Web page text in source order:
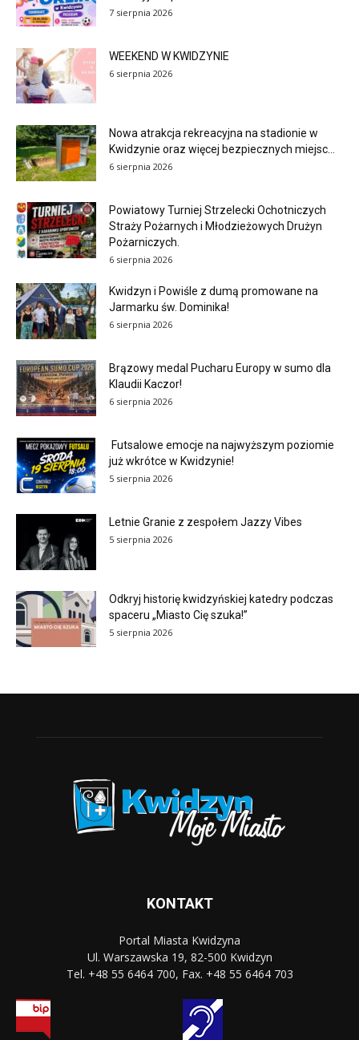
7 sierpnia 2026
WEEKEND W KWIDZYNIE
6 sierpnia 2026
Nowa atrakcja rekreacyjna na stadionie w
Kwidzynie oraz więcej bezpiecznych miejsc...
6 sierpnia 2026
Powiatowy Turniej Strzelecki Ochotniczych
Straży Pożarnych i Młodzieżowych Drużyn
Pożarniczych.
6 sierpnia 2026
Kwidzyn i Powiśle z dumą promowane na
Jarmarku św. Dominika!
6 sierpnia 2026
Brązowy medal Pucharu Europy w sumo dla
Klaudii Kaczor!
6 sierpnia 2026
Futsalowe emocje na najwyższym poziomie
już wkrótce w Kwidzynie!
5 sierpnia 2026
Letnie Granie z zespołem Jazzy Vibes
5 sierpnia 2026
Odkryj historię kwidzyńskiej katedry podczas
spaceru „Miasto Cię szuka!”
5 sierpnia 2026
KONTAKT
Portal Miasta Kwidzyna
Ul. Warszawska 19, 82-500 Kwidzyn
Tel. +48 55 6464 700, Fax. +48 55 6464 703